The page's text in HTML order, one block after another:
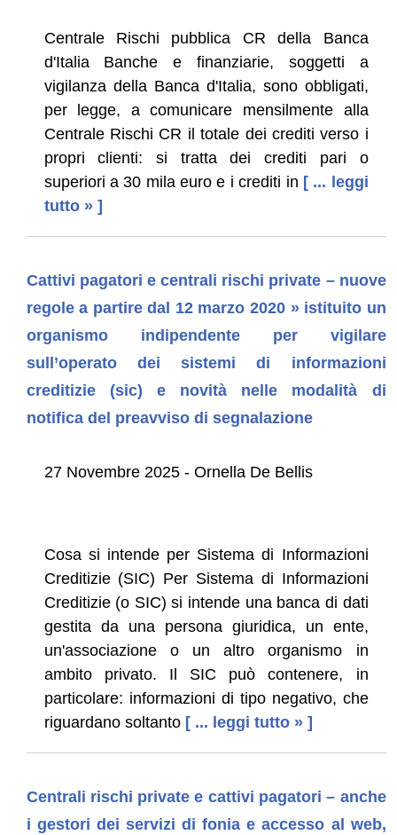
Centrale Rischi pubblica CR della Banca
d'Italia Banche e finanziarie, soggetti a
vigilanza della Banca d'Italia, sono obbligati,
per legge, a comunicare mensilmente alla
Centrale Rischi CR il totale dei crediti verso i
propri clienti: si tratta dei crediti pari o
superiori a 30 mila euro e i crediti in [ ... leggi
tutto » ]
Cattivi pagatori e centrali rischi private – nuove
regole a partire dal 12 marzo 2020 » istituito un
organismo indipendente per vigilare
sull’operato dei sistemi di informazioni
creditizie (sic) e novità nelle modalità di
notifica del preavviso di segnalazione
27 Novembre 2025 - Ornella De Bellis
Cosa si intende per Sistema di Informazioni
Creditizie (SIC) Per Sistema di Informazioni
Creditizie (o SIC) si intende una banca di dati
gestita da una persona giuridica, un ente,
un'associazione o un altro organismo in
ambito privato. Il SIC può contenere, in
particolare: informazioni di tipo negativo, che
riguardano soltanto [ ... leggi tutto » ]
Centrali rischi private e cattivi pagatori – anche
i gestori dei servizi di fonia e accesso al web,